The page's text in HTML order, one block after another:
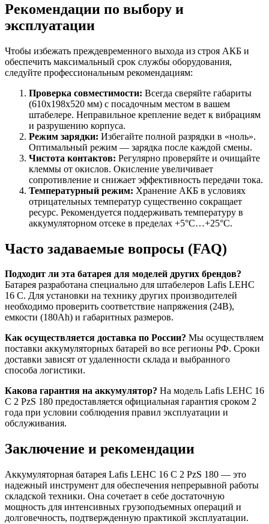
Рекомендации по выбору и
эксплуатации
Чтобы избежать преждевременного выхода из строя АКБ и
обеспечить максимальный срок службы оборудования,
следуйте профессиональным рекомендациям:
Проверка совместимости: Всегда сверяйте габариты
(610х198х520 мм) с посадочным местом в вашем
штабелере. Неправильное крепление ведет к вибрациям
и разрушению корпуса.
Режим зарядки: Избегайте полной разрядки в «ноль».
Оптимальный режим — зарядка после каждой смены.
Чистота контактов: Регулярно проверяйте и очищайте
клеммы от окислов. Окисление увеличивает
сопротивление и снижает эффективность передачи тока.
Температурный режим: Хранение АКБ в условиях
отрицательных температур существенно сокращает
ресурс. Рекомендуется поддерживать температуру в
аккумуляторном отсеке в пределах +5°C…+25°C.
Часто задаваемые вопросы (FAQ)
Подходит ли эта батарея для моделей других брендов?
Батарея разработана специально для штабелеров Lafis LEHC
16 C. Для установки на технику других производителей
необходимо проверить соответствие напряжения (24В),
емкости (180Ah) и габаритных размеров.
Как осуществляется доставка по России? Мы осуществляем
поставки аккумуляторных батарей во все регионы РФ. Сроки
доставки зависят от удаленности склада и выбранного
способа логистики.
Какова гарантия на аккумулятор? На модель Lafis LEHC 16
C 2 PzS 180 предоставляется официальная гарантия сроком 2
года при условии соблюдения правил эксплуатации и
обслуживания.
Заключение и рекомендации
Аккумуляторная батарея Lafis LEHC 16 C 2 PzS 180 — это
надежный инструмент для обеспечения непрерывной работы
складской техники. Она сочетает в себе достаточную
мощность для интенсивных грузоподъемных операций и
долговечность, подтвержденную практикой эксплуатации.